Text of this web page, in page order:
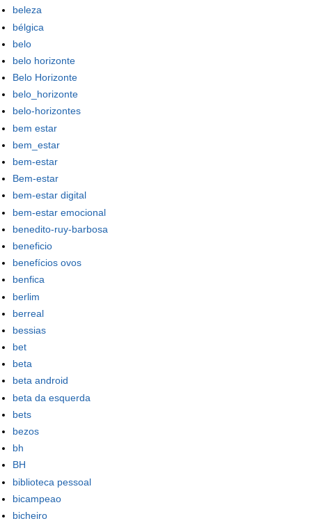
beleza
bélgica
belo
belo horizonte
Belo Horizonte
belo_horizonte
belo-horizontes
bem estar
bem_estar
bem-estar
Bem-estar
bem-estar digital
bem-estar emocional
benedito-ruy-barbosa
beneficio
benefícios ovos
benfica
berlim
berreal
bessias
bet
beta
beta android
beta da esquerda
bets
bezos
bh
BH
biblioteca pessoal
bicampeao
bicheiro